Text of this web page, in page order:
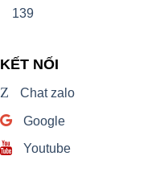
139
KẾT NỐI
Z Chat zalo
Google
Youtube